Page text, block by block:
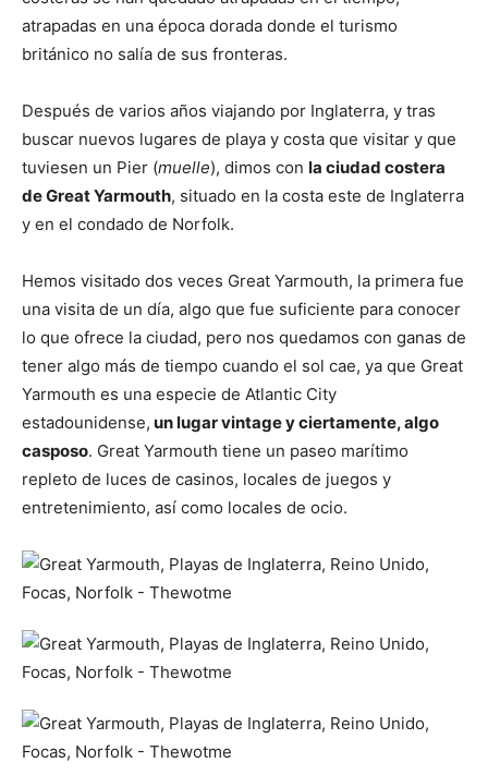
atrapadas en una época dorada donde el turismo
británico no salía de sus fronteras.
Después de varios años viajando por Inglaterra, y tras
buscar nuevos lugares de playa y costa que visitar y que
tuviesen un Pier (muelle), dimos con la ciudad costera
de Great Yarmouth, situado en la costa este de Inglaterra
y en el condado de Norfolk.
Hemos visitado dos veces Great Yarmouth, la primera fue
una visita de un día, algo que fue suficiente para conocer
lo que ofrece la ciudad, pero nos quedamos con ganas de
tener algo más de tiempo cuando el sol cae, ya que Great
Yarmouth es una especie de Atlantic City
estadounidense, un lugar vintage y ciertamente, algo
casposo. Great Yarmouth tiene un paseo marítimo
repleto de luces de casinos, locales de juegos y
entretenimiento, así como locales de ocio.